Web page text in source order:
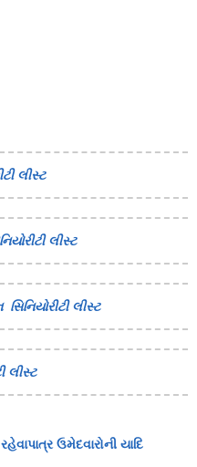
લીસ્ટ
લીસ્ટ
સિનિયોરીટી લીસ્ટ
લીસ્ટ
ઉમેદવારોની યાદિ